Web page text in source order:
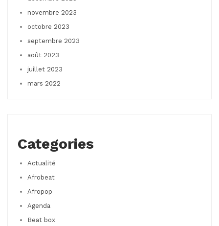
novembre 2023
octobre 2023
septembre 2023
août 2023
juillet 2023
mars 2022
Categories
Actualité
Afrobeat
Afropop
Agenda
Beat box